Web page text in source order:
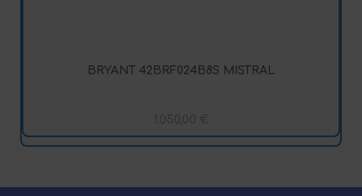
BRYANT 42BRF024B8S MISTRAL
1.050,00 €